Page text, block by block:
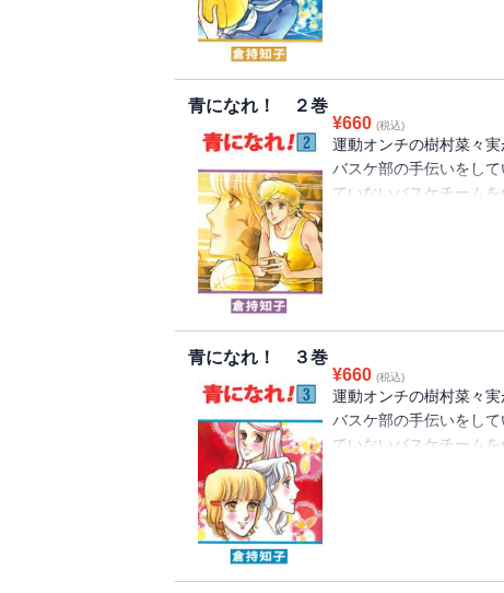
青になれ！ ２巻
¥660 (税込)
運動オンチの樹村菜々
バスケ部の手伝いをし
ていないバスケチーム
っていさかいが起こる
青になれ！ ３巻
¥660 (税込)
運動オンチの樹村菜々
バスケ部の手伝いをし
ていないバスケチーム
っていさかいが起こる